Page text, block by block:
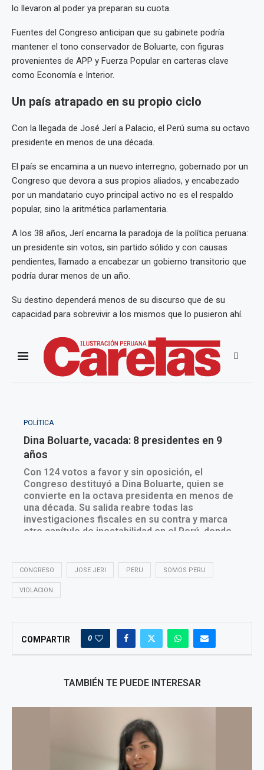
lo llevaron al poder ya preparan su cuota.
Fuentes del Congreso anticipan que su gabinete podría
mantener el tono conservador de Boluarte, con figuras
provenientes de APP y Fuerza Popular en carteras clave
como Economía e Interior.
Un país atrapado en su propio ciclo
Con la llegada de José Jerí a Palacio, el Perú suma su octavo
presidente en menos de una década.
El país se encamina a un nuevo interregno, gobernado por un
Congreso que devora a sus propios aliados, y encabezado
por un mandatario cuyo principal activo no es el respaldo
popular, sino la aritmética parlamentaria.
A los 38 años, Jerí encarna la paradoja de la política peruana:
un presidente sin votos, sin partido sólido y con causas
pendientes, llamado a encabezar un gobierno transitorio que
podría durar menos de un año.
Su destino dependerá menos de su discurso que de su
capacidad para sobrevivir a los mismos que lo pusieron ahí.
CONGRESO JOSE JERI PERU SOMOS PERU
VIOLACION
COMPARTIR 0
TAMBIÉN TE PUEDE INTERESAR